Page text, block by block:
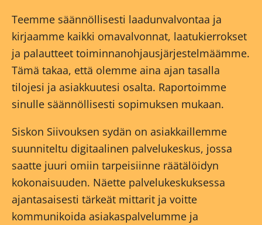
Teemme säännöllisesti laadunvalvontaa ja
kirjaamme kaikki omavalvonnat, laatukierrokset
ja palautteet toiminnanohjausjärjestelmäämme.
Tämä takaa, että olemme aina ajan tasalla
tilojesi ja asiakkuutesi osalta. Raportoimme
sinulle säännöllisesti sopimuksen mukaan.
Siskon Siivouksen sydän on asiakkaillemme
suunniteltu digitaalinen palvelukeskus, jossa
saatte juuri omiin tarpeisiinne räätälöidyn
kokonaisuuden. Näette palvelukeskuksessa
ajantasaisesti tärkeät mittarit ja voitte
kommunikoida asiakaspalvelumme ja